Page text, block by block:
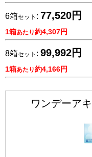
6箱セット : 77,520円
1箱あたり約4,307円
8箱セット : 99,992円
1箱あたり約4,166円
ワンデーア